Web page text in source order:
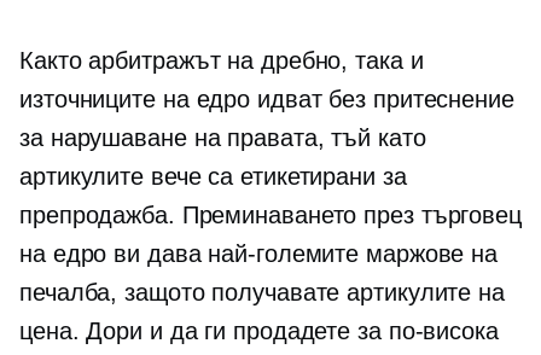
Както арбитражът на дребно, така и
източниците на едро идват без притеснение
за нарушаване на правата, тъй като
артикулите вече са етикетирани за
препродажба. Преминаването през търговец
на едро ви дава най-големите маржове на
печалба, защото получавате артикулите на
цена. Дори и да ги продадете за по-висока